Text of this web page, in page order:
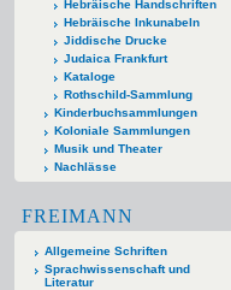
Hebräische Handschriften
Hebräische Inkunabeln
Jiddische Drucke
Judaica Frankfurt
Kataloge
Rothschild-Sammlung
Kinderbuchsammlungen
Koloniale Sammlungen
Musik und Theater
Nachlässe
FREIMANN
Allgemeine Schriften
Sprachwissenschaft und
Literatur